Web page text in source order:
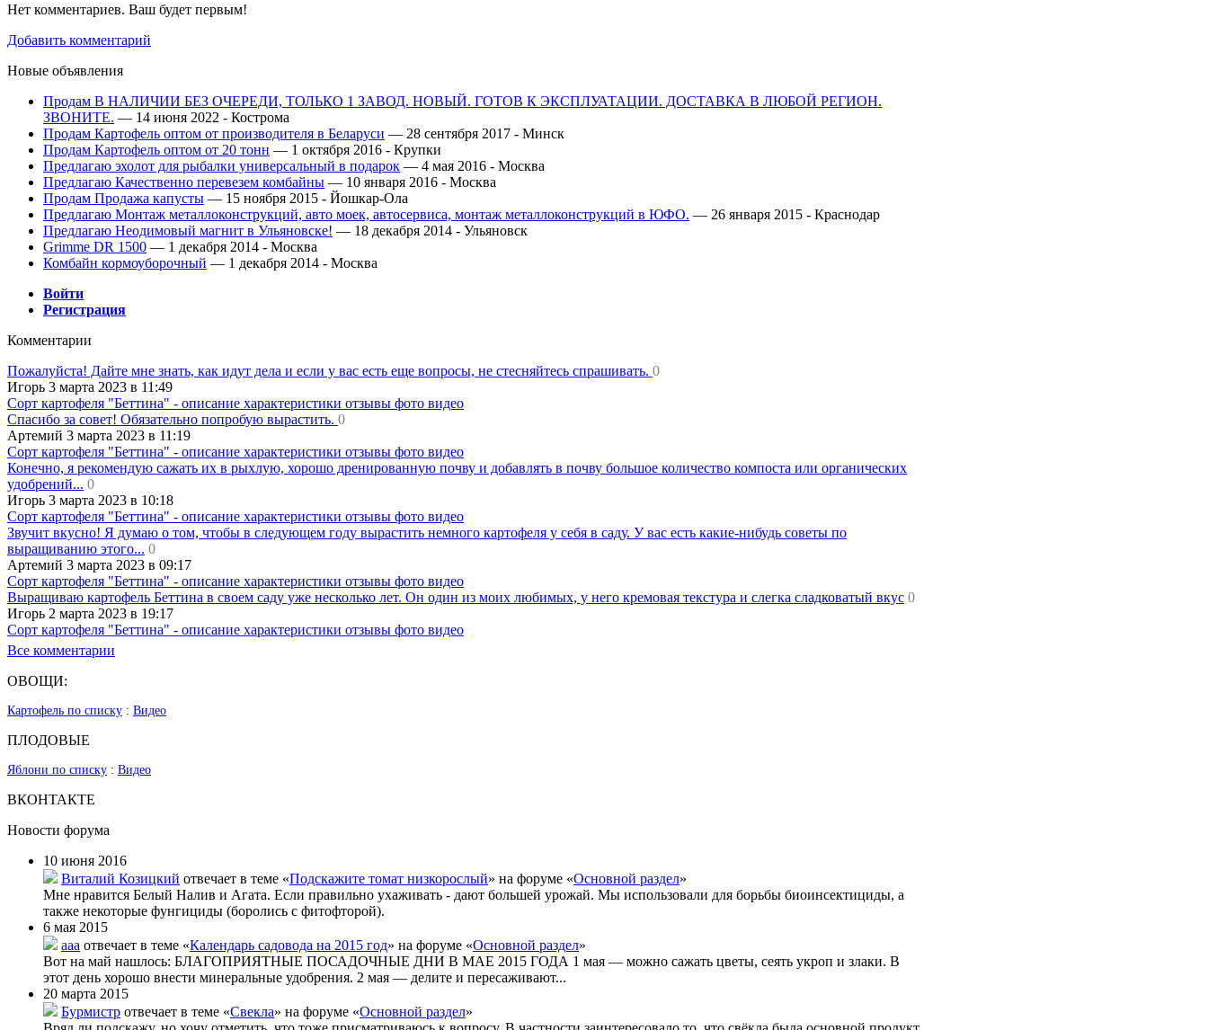
Нет комментариев. Ваш будет первым!
Добавить комментарий
Новые объявления
Продам В НАЛИЧИИ БЕЗ ОЧЕРЕДИ, ТОЛЬКО 1 ЗАВОД. НОВЫЙ. ГОТОВ К ЭКСПЛУАТАЦИИ. ДОСТАВКА В ЛЮБОЙ РЕГИОН.
ЗВОНИТЕ. — 14 июня 2022 - Кострома
Продам Картофель оптом от производителя в Беларуси — 28 сентября 2017 - Минск
Продам Картофель оптом от 20 тонн — 1 октября 2016 - Крупки
Предлагаю эхолот для рыбалки универсальный в подарок — 4 мая 2016 - Москва
Предлагаю Качественно перевезем комбайны — 10 января 2016 - Москва
Продам Продажа капусты — 15 ноября 2015 - Йошкар-Ола
Предлагаю Монтаж металлоконструкций, авто моек, автосервиса, монтаж металлоконструкций в ЮФО. — 26 января 2015 - Краснодар
Предлагаю Неодимовый магнит в Ульяновске! — 18 декабря 2014 - Ульяновск
Grimme DR 1500 — 1 декабря 2014 - Москва
Комбайн кормоуборочный — 1 декабря 2014 - Москва
Войти
Регистрация
Комментарии
Пожалуйста! Дайте мне знать, как идут дела и если у вас есть еще вопросы, не стесняйтесь спрашивать. 0
Игорь 3 марта 2023 в 11:49
Сорт картофеля "Беттина" - описание характеристики отзывы фото видео
Спасибо за совет! Обязательно попробую вырастить. 0
Артемий 3 марта 2023 в 11:19
Сорт картофеля "Беттина" - описание характеристики отзывы фото видео
Конечно, я рекомендую сажать их в рыхлую, хорошо дренированную почву и добавлять в почву большое количество компоста или органических
удобрений... 0
Игорь 3 марта 2023 в 10:18
Сорт картофеля "Беттина" - описание характеристики отзывы фото видео
Звучит вкусно! Я думаю о том, чтобы в следующем году вырастить немного картофеля у себя в саду. У вас есть какие-нибудь советы по
выращиванию этого... 0
Артемий 3 марта 2023 в 09:17
Сорт картофеля "Беттина" - описание характеристики отзывы фото видео
Выращиваю картофель Беттина в своем саду уже несколько лет. Он один из моих любимых, у него кремовая текстура и слегка сладковатый вкус 0
Игорь 2 марта 2023 в 19:17
Сорт картофеля "Беттина" - описание характеристики отзывы фото видео
Все комментарии
ОВОЩИ:
Картофель по списку : Видео
ПЛОДОВЫЕ
Яблони по списку : Видео
ВКОНТАКТЕ
Новости форума
10 июня 2016
Виталий Козицкий отвечает в теме «Подскажите томат низкорослый» на форуме «Основной раздел»
Мне нравится Белый Налив и Агата. Если правильно ухаживать - дают большей урожай. Мы использовали для борьбы биоинсектициды, а
также некоторые фунгициды (боролись с фитофторой).
6 мая 2015
aaa отвечает в теме «Календарь садовода на 2015 год» на форуме «Основной раздел»
Вот на май нашлось: БЛАГОПРИЯТНЫЕ ПОСАДОЧНЫЕ ДНИ В МАЕ 2015 ГОДА 1 мая — можно сажать цветы, сеять укроп и злаки. В
этот день хорошо внести минеральные удобрения. 2 мая — делите и пересаживают...
20 марта 2015
Бурмистр отвечает в теме «Свекла» на форуме «Основной раздел»